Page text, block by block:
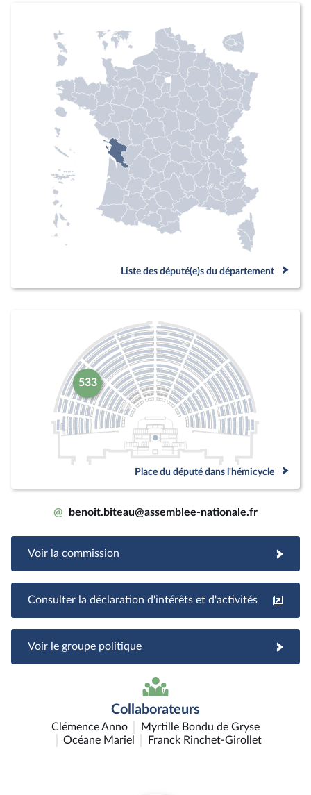
Liste des député(e)s du département
533
Place du député dans l'hémicycle
@ benoit.biteau@assemblee-nationale.fr
Voir la commission
Consulter la déclaration d'intérêts et d'activités
Voir le groupe politique
Collaborateurs
Clémence Anno
Myrtille Bondu de Gryse
Océane Mariel
Franck Rinchet-Girollet